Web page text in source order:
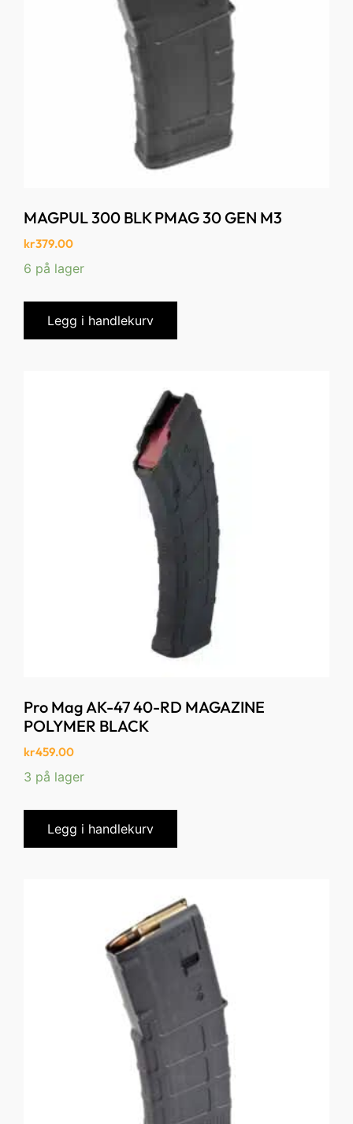
MAGPUL 300 BLK PMAG 30 GEN M3
kr379.00
6 på lager
Legg i handlekurv
Pro Mag AK-47 40-RD MAGAZINE
POLYMER BLACK
kr459.00
3 på lager
Legg i handlekurv